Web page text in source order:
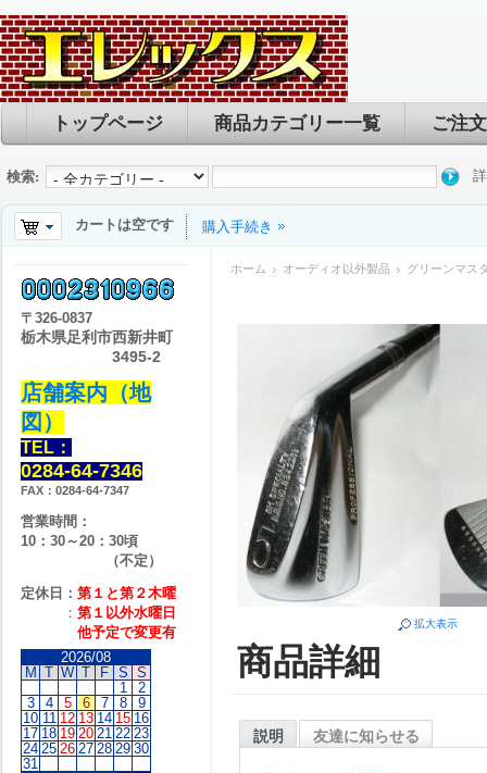
トップページ 商品カテゴリー一覧 ご注
検索:
カートは空です 購入手続き
ホーム オーディオ以外製品 グリーンマス
拡大表示
商品詳細
説明 友達に知らせる
〒 326-0837
栃木県足利市西新井町
3495-2
店舗案内（地
図）
TEL：
0284-64-7346
FAX：0284-64-7347
営業時間：
10：30～20：30頃
（不定）
定休日： 第１と第２木曜
： 第１以外水曜日
他予定で変更有
2026/08
M T W T F S S
1
2
3
4 5 6 7 8
9
10 11 12 13 14 15 16
17 18 19 20 21 22 23
24 25 26 27 28 29 30
31